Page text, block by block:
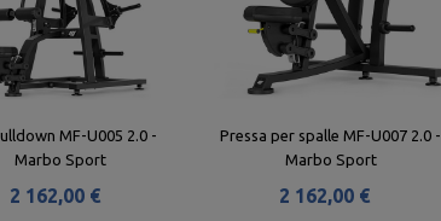
MF-U005 2.0 -
Marbo Sport
2 162,00 €
Pressa per spalle MF-U007 2.0 -
Marbo Sport
2 162,00 €